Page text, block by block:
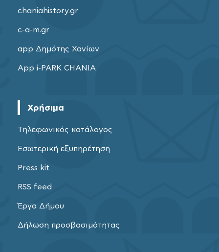
chaniahistory.gr
c-a-m.gr
app Δημότης Χανίων
App i-PARK CHANIA
Χρήσιμα
Τηλεφωνικός κατάλογος
Εσωτερική εξυπηρέτηση
Press kit
RSS feed
Έργα Δήμου
Δήλωση προσβασιμότητας